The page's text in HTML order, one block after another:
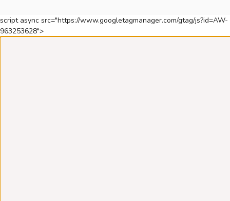
script async src="https://www.googletagmanager.com/gtag/js?id=AW-
963253628">